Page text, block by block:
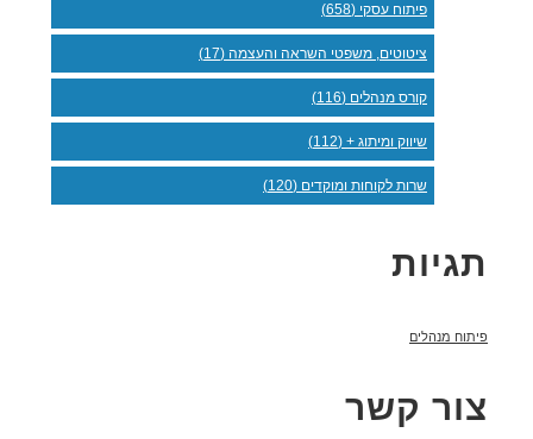
פיתוח עסקי (658)
ציטוטים, משפטי השראה והעצמה (17)
קורס מנהלים (116)
שיווק ומיתוג + (112)
שרות לקוחות ומוקדים (120)
תגיות
פיתוח מנהלים
צור קשר